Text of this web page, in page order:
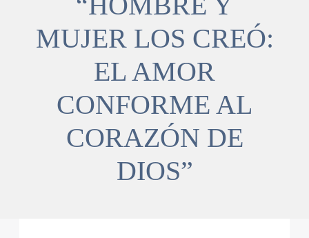
MUJER LOS CREÓ:
EL AMOR
CONFORME AL
CORAZÓN DE
DIOS”